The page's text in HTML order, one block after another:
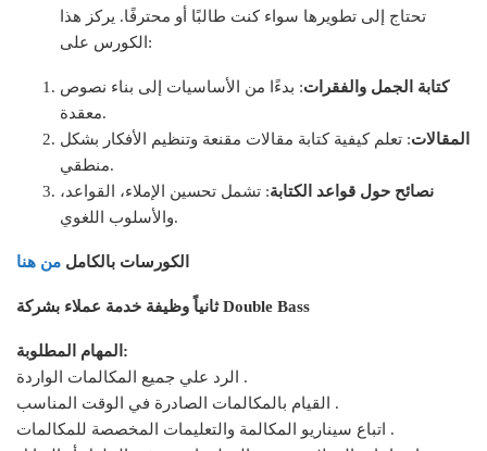
تحتاج إلى تطويرها سواء كنت طالبًا أو محترفًا. يركز هذا
الكورس على:
كتابة الجمل والفقرات: بدءًا من الأساسيات إلى بناء نصوص
معقدة.
المقالات: تعلم كيفية كتابة مقالات مقنعة وتنظيم الأفكار بشكل
منطقي.
نصائح حول قواعد الكتابة: تشمل تحسين الإملاء، القواعد،
والأسلوب اللغوي.
الكورسات بالكامل من هنا
ثانياً وظيفة خدمة عملاء بشركة Double Bass
المهام المطلوبة:
الرد علي جميع المكالمات الواردة .
القيام بالمكالمات الصادرة في الوقت المناسب .
اتباع سيناريو المكالمة والتعليمات المخصصة للمكالمات .